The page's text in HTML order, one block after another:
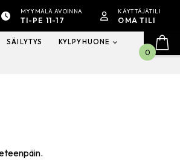
MYYMÄLÄ AVOINNA
TI-PE 11-17
KÄYTTÄJÄTILI
OMA TILI
SÄILYTYS KYLPYHUONE
0